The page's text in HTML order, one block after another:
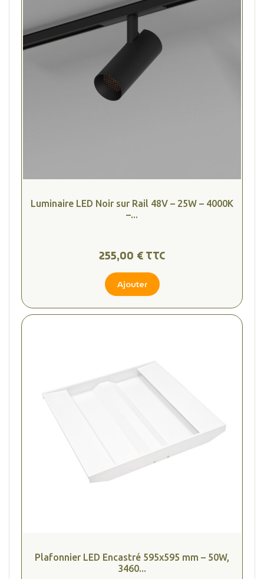
Luminaire LED Noir sur Rail 48V – 25W – 4000K
–...
255,00 € TTC
Ajouter
Plafonnier LED Encastré 595x595 mm – 50W,
3460...